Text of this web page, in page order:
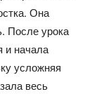
Она
После урока
и начала
усложняя
весь